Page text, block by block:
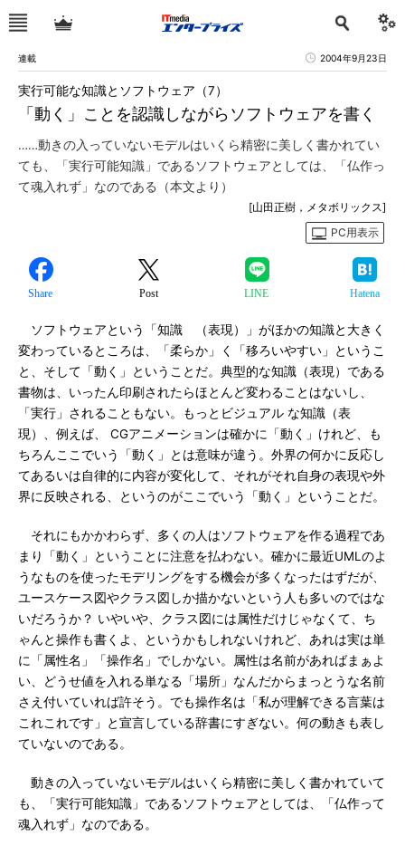
連載 2004年9月23日
「動く」ことを認識しながらソフトウェアを書く
実行可能な知識とソフトウェア（7）
……動きの入っていないモデルはいくら精密に美しく書かれてい
ても、「実行可能知識」であるソフトウェアとしては、「仏作っ
て魂入れず」なのである（本文より）
[山田正樹，メタボリックス]
PC用表示
Share Post LINE Hatena
ソフトウェアという「知識 （表現）」がほかの知識と大きく
変わっているところは、「柔らか」く「移ろいやすい」というこ
と、そして「動く」ということだ。典型的な知識（表現）である
書物は、いったん印刷されたらほとんど変わることはないし、
「実行」されることもない。もっとビジュアル な知識（表
現）、例えば、 CGアニメーションは確かに「動く」けれど、も
ちろんここでいう「動く」とは意味が違う。外界の何かに反応し
てあるいは自律的に内容が変化して、それがそれ自身の表現や外
界に反映される、というのがここでいう「動く」ということだ。
それにもかかわらず、多くの人はソフトウェアを作る過程であ
まり「動く」ということに注意を払わない。確かに最近UMLのよ
うなものを使ったモデリングをする機会が多くなったはずだが、
ユースケース図やクラス図しか描かないという人も多いのではな
いだろうか？ いやいや、クラス図には属性だけじゃなくて、ち
ゃんと操作も書くよ、というかもしれないけれど、あれは実は単
に「属性名」「操作名」でしかない。属性は名前があればまぁよ
い、どうせ値を入れる単なる「場所」なんだからまっとうな名前
さえ付いていれば許そう。でも操作名は「私が理解できる言葉は
これこれです」と宣言している辞書にすぎない。何の動きも表し
ていないのである。
動きの入っていないモデルはいくら精密に美しく書かれていて
も、「実行可能知識」であるソフトウェアとしては、「仏作って
魂入れず」なのである。